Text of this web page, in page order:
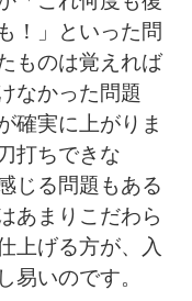
！」といった問
ものは覚えれば
なかった問題
確実に上がりま
打ちできな
じる問題もある
あまりこだわら
上げる方が、入
易いのです。